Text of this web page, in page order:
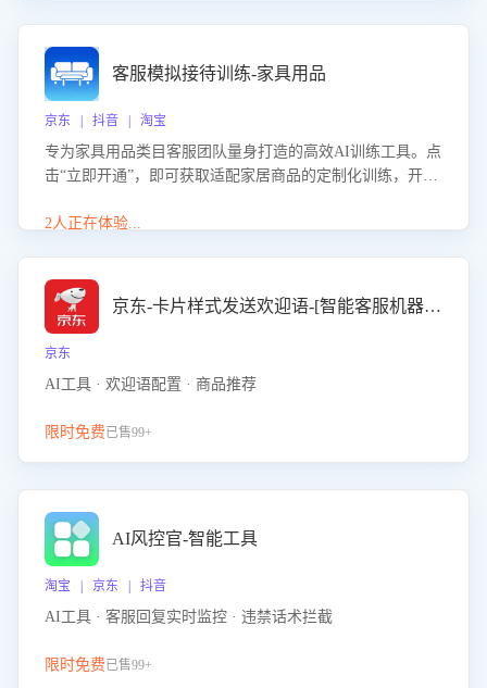
客服模拟接待训练-家具用品
京东 | 抖音 | 淘宝
专为家具用品类目客服团队量身打造的高效AI训练工具。点
击“立即开通”，即可获取适配家居商品的定制化训练，开启
能、尺寸参数咨询等高频场景下的专业应对能力。
2人正在体验...
京东-卡片样式发送欢迎语-[智能客服机器人]
京东
AI工具 · 欢迎语配置 · 商品推荐
限时免费已售99+
AI风控官-智能工具
淘宝 | 京东 | 抖音
AI工具 · 客服回复实时监控 · 违禁话术拦截
限时免费已售99+